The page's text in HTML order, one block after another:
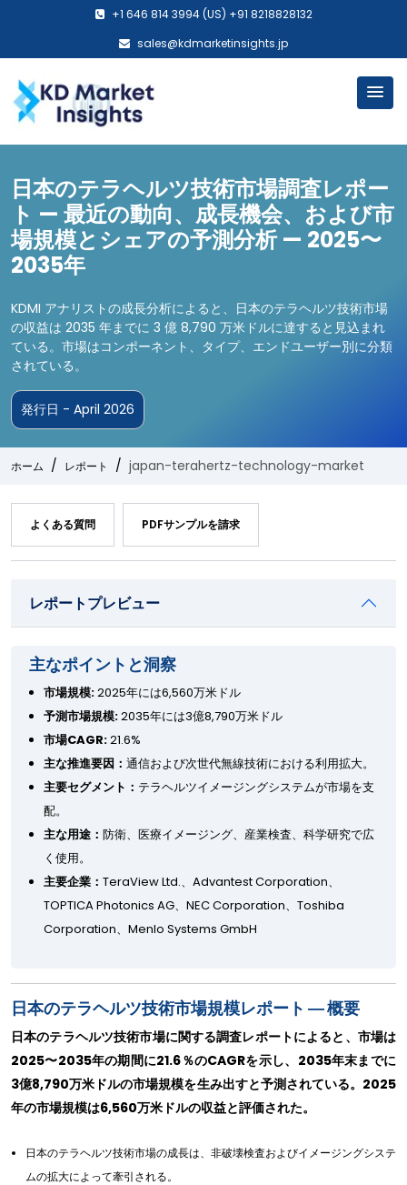
+1 646 814 3994 (US) +91 8218828132
sales@kdmarketinsights.jp
日本のテラヘルツ技術市場調査レポー
ト — 最近の動向、成長機会、および市
場規模とシェアの予測分析 — 2025〜
2035年
KDMI アナリストの成長分析によると、日本のテラヘルツ技術市場
の収益は 2035 年までに 3 億 8,790 万米ドルに達すると見込まれ
ている。市場はコンポーネント、タイプ、エンドユーザー別に分類
されている。
発行日 - April 2026
ホーム レポート japan-terahertz-technology-market
よくある質問 PDFサンプルを請求
レポートプレビュー
主なポイントと洞察
市場規模:2025年には6,560万米ドル
予測市場規模:2035年には3億8,790万米ドル
市場CAGR:21.6%
主な推進要因： 通信および次世代無線技術における利用拡大。
主要セグメント： テラヘルツイメージングシステムが市場を支
配。
主な用途： 防衛、医療イメージング、産業検査、科学研究で広
く使用。
主要企業： TeraView Ltd.、Advantest Corporation、
TOPTICA Photonics AG、NEC Corporation、Toshiba
Corporation、Menlo Systems GmbH
日本のテラヘルツ技術市場規模レポート ― 概要
日本のテラヘルツ技術市場に関する調査レポートによると、市場は
2025〜2035年の期間に21.6％のCAGRを示し、2035年末までに
3億8,790万米ドルの市場規模を生み出すと予測されている。2025
年の市場規模は6,560万米ドルの収益と評価された。
日本のテラヘルツ技術市場の成長は、非破壊検査およびイメージングシステ
ムの拡大によって牽引される。